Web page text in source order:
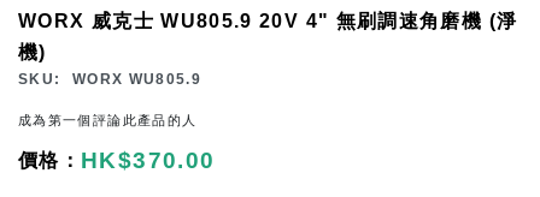
WORX 威克士 WU805.9 20V 4" 無刷調速角磨機 (淨
機)
SKU WORX WU805.9
成為第一個評論此產品的人
HK$370.00
the
of
the